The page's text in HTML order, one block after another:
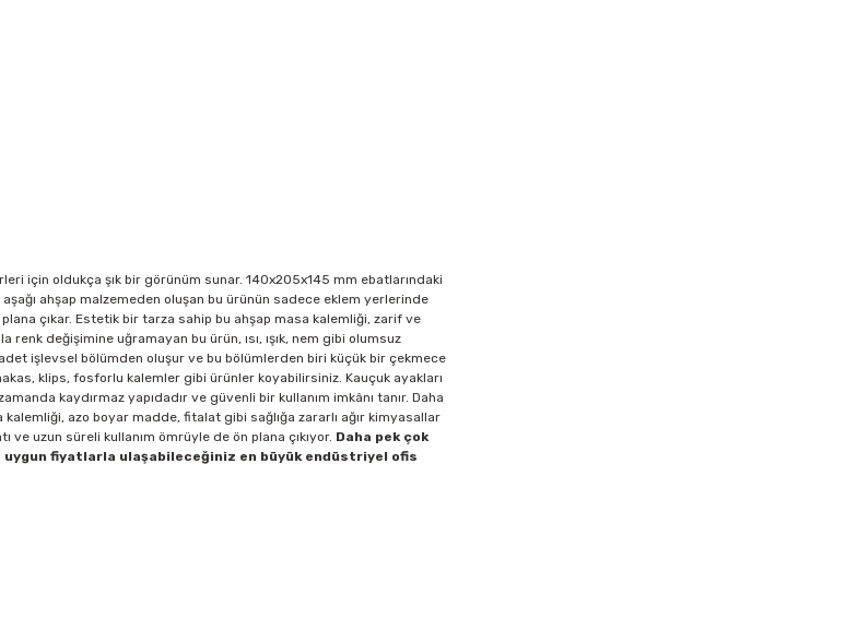
için oldukça şık bir görünüm sunar. 140x205x145 mm ebatlarındaki
aşağı ahşap malzemeden oluşan bu ürünün sadece eklem yerlerinde
çıkar. Estetik bir tarza sahip bu ahşap masa kalemliği, zarif ve
değişimine uğramayan bu ürün, ısı, ışık, nem gibi olumsuz
işlevsel bölümden oluşur ve bu bölümlerden biri küçük bir çekmece
klips, fosforlu kalemler gibi ürünler koyabilirsiniz. Kauçuk ayakları
kaydırmaz yapıdadır ve güvenli bir kullanım imkânı tanır. Daha
kalemliği, azo boyar madde, fitalat gibi sağlığa zararlı ağır kimyasallar
uzun süreli kullanım ömrüyle de ön plana çıkıyor. Daha pek çok
uygun fiyatlarla ulaşabileceğiniz en büyük endüstriyel ofis